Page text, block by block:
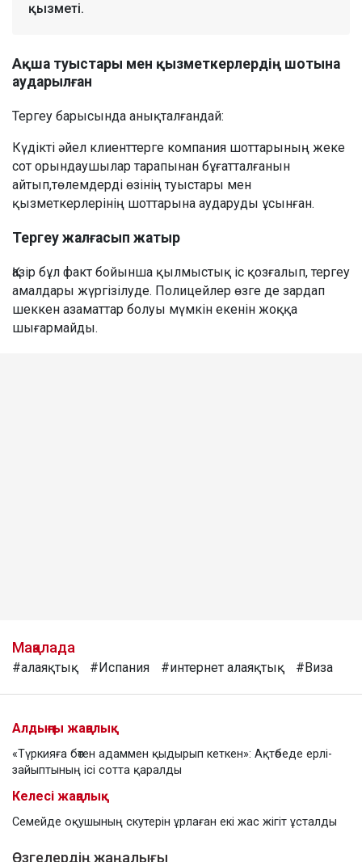
қызметі.
Ақша туыстары мен қызметкерлердің шотына
аударылған
Тергеу барысында анықталғандай:
Күдікті әйел клиенттерге компания шоттарының жеке
сот орындаушылар тарапынан бұғатталғанын
айтып,төлемдерді өзінің туыстары мен
қызметкерлерінің шоттарына аударуды ұсынған.
Тергеу жалғасып жатыр
Қазір бұл факт бойынша қылмыстық іс қозғалып, тергеу
амалдары жүргізілуде. Полицейлер өзге де зардап
шеккен азаматтар болуы мүмкін екенін жоққа
шығармайды.
Мақалада
#алаяқтық #Испания #интернет алаяқтық #Виза
Алдыңғы жаңалық
«Түркияға бөтен адаммен қыдырып кеткен»: Ақтөбеде ерлі-
зайыптының ісі сотта қаралды
Келесі жаңалық
Семейде оқушының скутерін ұрлаған екі жас жігіт ұсталды